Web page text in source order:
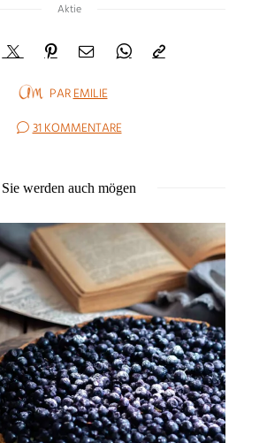
Aktie
PAREMILIE
31 KOMMENTARE
Sie werden auch mögen